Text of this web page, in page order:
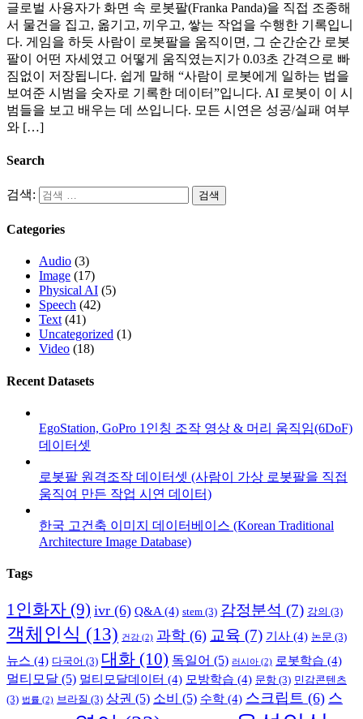
글로벌 사용자가 화면 속 로봇팔(Franka Panda)을 직접 조종해
서 물건을 집고, 옮기고, 끼우고, 쌓는 작업을 수행한 기록입니
다. 게임을 하듯 사람이 로봇팔을 움직이면, 그 순간순간 로봇
팔이 어떤 자세였고 어떻게 움직였는지가 0.03초 간격으로 빠
짐없이 저장됩니다. 쉽게 말해 “사람이 로봇에게 일하는 법을
보여준 시범을 숫자로 기록한 데이터”입니다. AI 로봇이 이 시
범들을 보고 배우는 데 쓰입니다. 모든 시연은 성공/실패 여부
와 […]
Search
검색:
Categories
Audio (3)
Image (17)
Physical AI (5)
Speech (42)
Text (41)
Uncategorized (1)
Video (18)
Recent Datasets
EgoStation, GoPro 1인칭 조작 영상 & 머리 움직임(6DoF)
데이터셋
로봇팔 원격조작 데이터셋 (사람이 가상 로봇팔을 직접
움직여 만든 작업 시연 데이터)
한국 고건축 이미지 데이터베이스 (Korean Traditional
Architecture Image Database)
Tags
1인화자 (9) ivr (6) Q&A(4) stem (3) 감정분석 (7) 강의 (3)
객체인식 (13) 건강 (2) 과학 (6) 교육 (7) 기사 (4) 논문 (3)
뉴스 (4) 다국어 (3) 대화 (10) 독일어 (5) 러시아 (2) 로봇학습 (4)
멀티모달 (5) 멀티모달데이터 (4) 모방학습 (4) 문항 (3) 민감콘텐츠
(3) 법률 (2) 브라질 (3) 상권 (5) 소비 (5) 수학 (4) 스크립트 (6) 스